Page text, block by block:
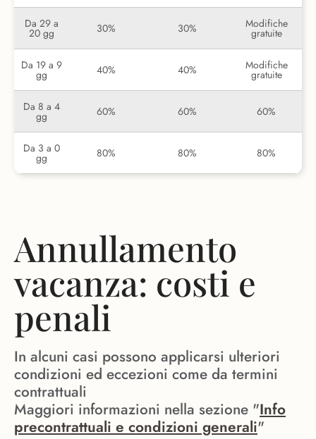
Da 29 a
20 gg 30% 30% Modifiche
gratuite
Da 19 a 9
gg 40% 40% Modifiche
gratuite
Da 8 a 4
gg 60% 60% 60%
Da 3 a 0
gg 80% 80% 80%
Annullamento
vacanza: costi e
penali
In alcuni casi possono applicarsi ulteriori
condizioni ed eccezioni come da termini
contrattuali
Maggiori informazioni nella sezione "Info
precontrattuali e condizioni generali"